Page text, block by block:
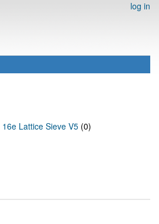
log in
16e Lattice Sieve V5 (0)